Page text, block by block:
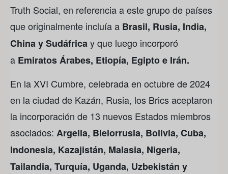
Truth Social, en referencia a este grupo de países
que originalmente incluía a Brasil, Rusia, India,
China y Sudáfricay que luego incorporó
a Emiratos Árabes, Etiopía, Egipto e Irán.
En la XVI Cumbre, celebrada en octubre de 2024
en la ciudad de Kazán, Rusia, los Brics aceptaron
la incorporación de 13 nuevos Estados miembros
asociados: Argelia, Bielorrusia, Bolivia, Cuba,
Indonesia, Kazajistán, Malasia, Nigeria,
Tailandia, Turquía, Uganda, Uzbekistán y